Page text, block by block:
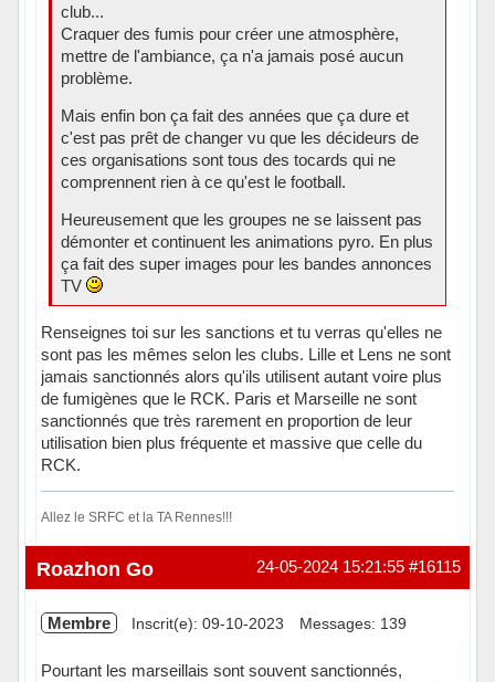
club...
Craquer des fumis pour créer une atmosphère,
mettre de l'ambiance, ça n'a jamais posé aucun
problème.
Mais enfin bon ça fait des années que ça dure et
c'est pas prêt de changer vu que les décideurs de
ces organisations sont tous des tocards qui ne
comprennent rien à ce qu'est le football.
Heureusement que les groupes ne se laissent pas
démonter et continuent les animations pyro. En plus
ça fait des super images pour les bandes annonces
TV
Renseignes toi sur les sanctions et tu verras qu'elles ne
sont pas les mêmes selon les clubs. Lille et Lens ne sont
jamais sanctionnés alors qu'ils utilisent autant voire plus
de fumigènes que le RCK. Paris et Marseille ne sont
sanctionnés que très rarement en proportion de leur
utilisation bien plus fréquente et massive que celle du
RCK.
Allez le SRFC et la TA Rennes!!!
Hors ligne #16115
24-05-2024 15:21:55
Roazhon Go
Membre Inscrit(e): 09-10-2023 Messages: 139
Pourtant les marseillais sont souvent sanctionnés,